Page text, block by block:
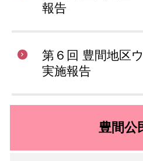
報告
第６回 豊間地区
実施報告
豊間公